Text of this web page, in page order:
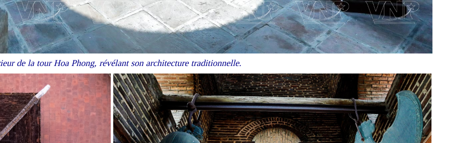
de la tour Hoa Phong, révélant son architecture traditionnelle.